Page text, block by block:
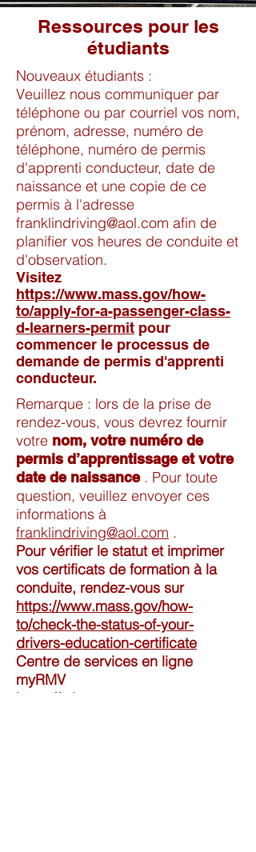
Ressources pour les
étudiants
Nouveaux étudiants :
Veuillez nous communiquer par
téléphone ou par courriel vos nom,
prénom, adresse, numéro de
téléphone, numéro de permis
d'apprenti conducteur, date de
naissance et une copie de ce
permis à l'adresse
franklindriving@aol.com afin de
planifier vos heures de conduite et
d'observation.
Visitez
https://www.mass.gov/how-
to/apply-for-a-passenger-class-
d-learners-permit pour
commencer le processus de
demande de permis d'apprenti
conducteur.
Remarque : lors de la prise de
rendez-vous, vous devrez fournir
votre nom, votre numéro de
permis d’apprentissage et votre
date de naissance. Pour toute
question, veuillez envoyer ces
informations à
franklindriving@aol.com .
Pour vérifier le statut et imprimer
vos certificats de formation à la
conduite, rendez-vous sur
https://www.mass.gov/how-
to/check-the-status-of-your-
drivers-education-certificate
Centre de services en ligne
myRMV
https://atlas-